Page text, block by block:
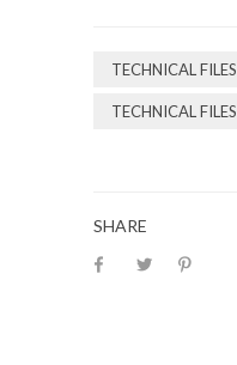
TECHNICAL FILES
TECHNICAL FILES
SHARE